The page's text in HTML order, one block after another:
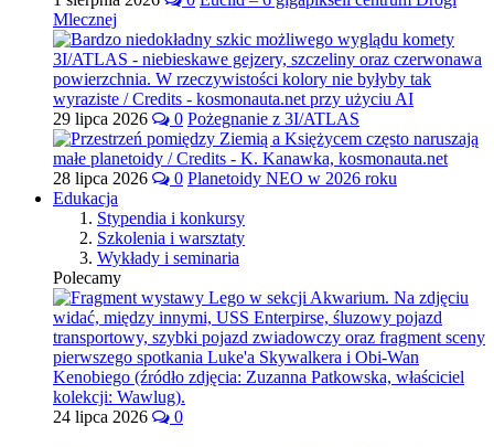
Mlecznej
29 lipca 2026 0 Pożegnanie z 3I/ATLAS
28 lipca 2026 0 Planetoidy NEO w 2026 roku
Edukacja
Stypendia i konkursy
Szkolenia i warsztaty
Wykłady i seminaria
Polecamy
24 lipca 2026 0